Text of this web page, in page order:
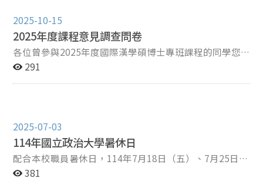
授權並經過適當剪輯後，課程影音檔已陸續上架至本校
OCW平臺【政大開放式課程課程網站─大師講座─國際漢
學專班】。 感謝授權學者的同意，分享並開放其學術研究
成果，促進知識共享與遠距學習。 國際漢學碩博士專班上
架至本校OCW平臺之課程影音，觀迎所有人觀覽學習。
在非營利之目的下，歡迎各方先進、學友基於研究與教學
2025-10-15
2025年度課程意見調查問卷
各位曾參與2025年度國際漢學碩博士專班課程的同學您
好，感謝大家今年參與本專班課程，專班已於日前寄出今
並點選信內連結填寫問卷（填寫時間需約 5 分鐘），謝謝
您的協助。 ＊＊問卷調查會進行量化計分，結果將作為課
程計畫之參考，並非本校正式之期末教學意見調查＊＊ 如
您沒有收到或無法點閱問卷連結，歡迎來信或私訊專班索
取。
291
2025-07-03
114年國立政治大學暑休日
配合本校職員暑休日，114年7月18日（五）、7月25日
（五）、8月8日（五）、8月15日（五）、8月22日
381